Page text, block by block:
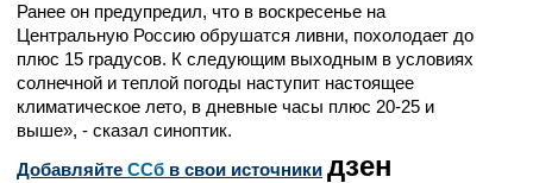
Ранее он предупредил, что в воскресенье на
Центральную Россию обрушатся ливни, похолодает до
плюс 15 градусов. К следующим выходным в условиях
солнечной и теплой погоды наступит настоящее
климатическое лето, в дневные часы плюс 20-25 и
выше», - сказал синоптик.
Добавляйте CСб в свои источники дзен